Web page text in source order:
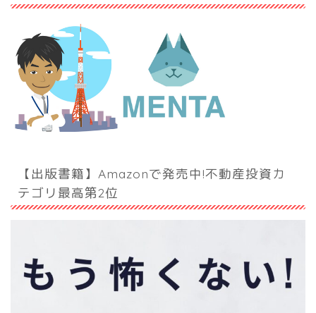
【出版書籍】Amazonで発売中!不動産投資カ
テゴリ最高第2位